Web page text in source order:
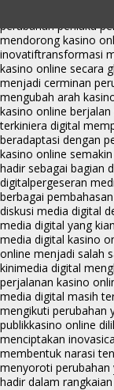
perubahan perilaku
mendorong kasino
inovatiftransformasi
kasino online secara
menjadi cerminan
mengubah arah
kasino online
terkiniera digital
beradaptasi dengan
kasino online
hadir sebagai bagian
digitalpergeseran
berbagai
diskusi media digital
media digital yang
media digital kasino
online menjadi salah
kinimedia digital
perjalanan kasino
media digital masih
mengikuti perubahan
publikkasino online
menciptakan inovasi
membentuk narasi
menyoroti perubahan
hadir dalam